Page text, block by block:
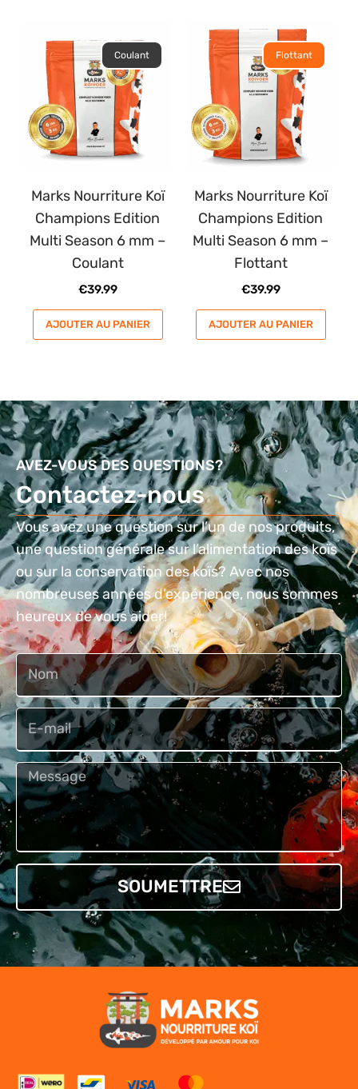
Coulant
Marks Nourriture Koï
Champions Edition
Multi Season 6 mm –
Coulant
€39.99
AJOUTER AU PANIER
Flottant
Marks Nourriture Koï
Champions Edition
Multi Season 6 mm –
Flottant
€39.99
AJOUTER AU PANIER
AVEZ-VOUS DES QUESTIONS?
Contactez-nous
Vous avez une question sur l’un de nos produits,
une question générale sur l’alimentation des koïs
ou sur la conservation des koïs? Avec nos
nombreuses années d’expérience, nous sommes
heureux de vous aider!
Nom
E-
mail
Message
SOUMETTRE